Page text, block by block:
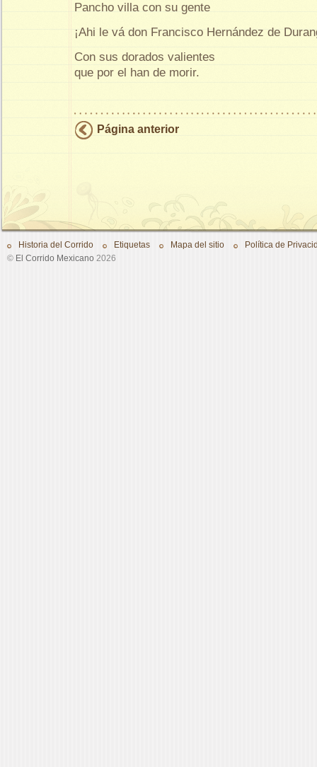
Pancho villa con su gente
¡Ahi le vá don Francisco Hernández de
Con sus dorados valientes
que por el han de morir.
Página anterior
Historia del Corrido Etiquetas Mapa del sitio
Política de
© El Corrido Mexicano 2026